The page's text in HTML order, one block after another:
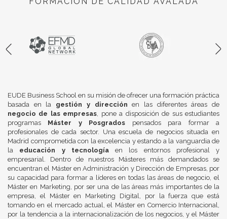
EUDE Business School en su misión de ofrecer una formación práctica
basada en la gestión y dirección en las diferentes áreas de
negocio de las empresas, pone a disposición de sus estudiantes
programas Máster y Posgrados pensados para formar a
profesionales de cada sector. Una escuela de negocios situada en
Madrid comprometida con la excelencia y estando a la vanguardia de
la educación y tecnologíaen los entornos profesional y
empresarial. Dentro de nuestros Másteres más demandados se
encuentran el Máster en Administración y Dirección de Empresas, por
su capacidad para formar a líderes en todas las áreas de negocio, el
Máster en Marketing, por ser una de las áreas más importantes de la
empresa, el Máster en Marketing Digital, por la fuerza que está
tomando en el mercado actual, el Máster en Comercio Internacional,
por la tendencia a la internacionalización de los negocios, y el Máster